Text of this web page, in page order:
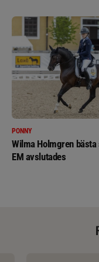
PONNY
Wilma Holmgren
EM avslutades